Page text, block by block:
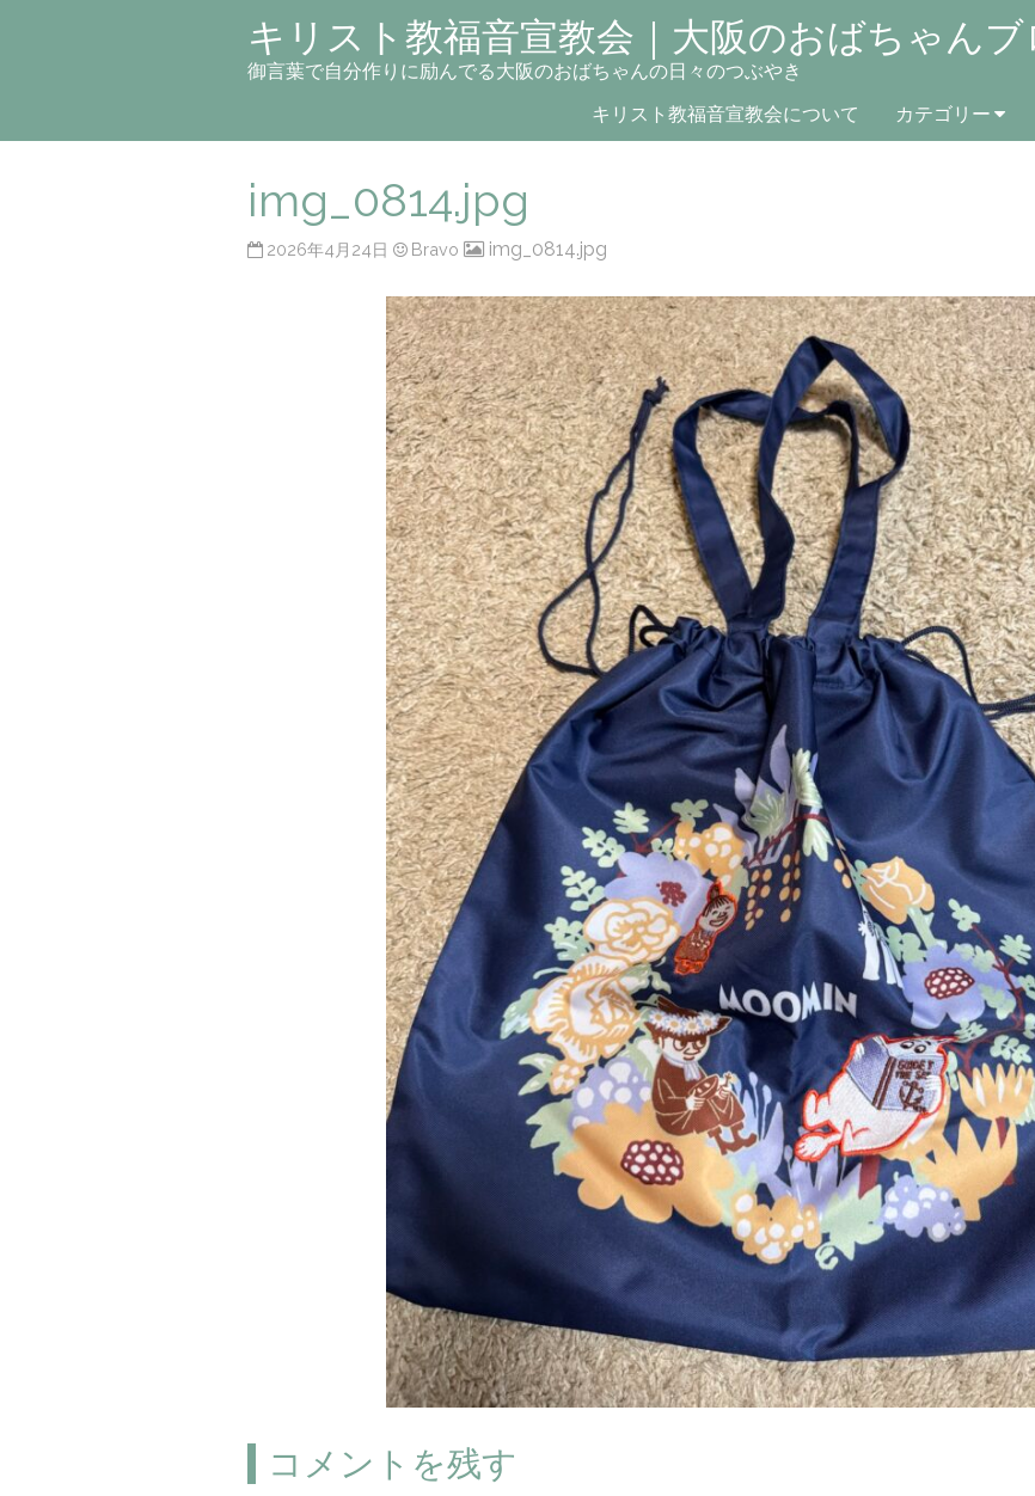
キリスト教福音宣教会｜大阪のおばちゃん
御言葉で自分作りに励んでる大阪のおばちゃんの日々のつぶやき
キリスト教福音宣教会について カテゴリー
img_0814.jpg
2026年4月24日 Bravo img_0814.jpg
コメントを残す